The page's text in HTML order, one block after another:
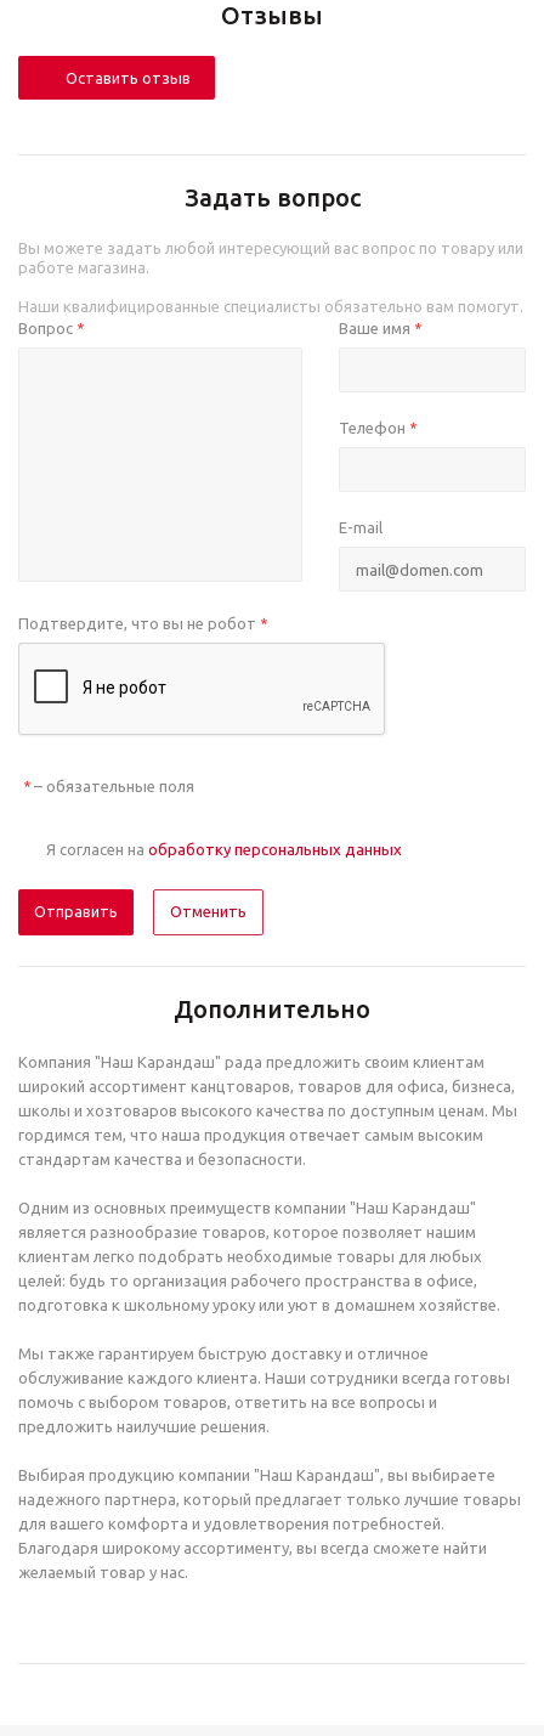
Отзывы
Оставить отзыв
Задать вопрос
Вы можете задать любой интересующий вас вопрос по товару или
работе магазина.
Наши квалифицированные специалисты обязательно вам помогут.
Вопрос * Ваше имя *
Телефон *
E-mail
Подтвердите, что вы не робот *
* – обязательные поля
Я согласен на обработку персональных данных
Отменить
Дополнительно
Компания "Наш Карандаш" рада предложить своим клиентам
широкий ассортимент канцтоваров, товаров для офиса, бизнеса,
школы и хозтоваров высокого качества по доступным ценам. Мы
гордимся тем, что наша продукция отвечает самым высоким
стандартам качества и безопасности.
Одним из основных преимуществ компании "Наш Карандаш"
является разнообразие товаров, которое позволяет нашим
клиентам легко подобрать необходимые товары для любых
целей: будь то организация рабочего пространства в офисе,
подготовка к школьному уроку или уют в домашнем хозяйстве.
Мы также гарантируем быструю доставку и отличное
обслуживание каждого клиента. Наши сотрудники всегда готовы
помочь с выбором товаров, ответить на все вопросы и
предложить наилучшие решения.
Выбирая продукцию компании "Наш Карандаш", вы выбираете
надежного партнера, который предлагает только лучшие товары
для вашего комфорта и удовлетворения потребностей.
Благодаря широкому ассортименту, вы всегда сможете найти
желаемый товар у нас.